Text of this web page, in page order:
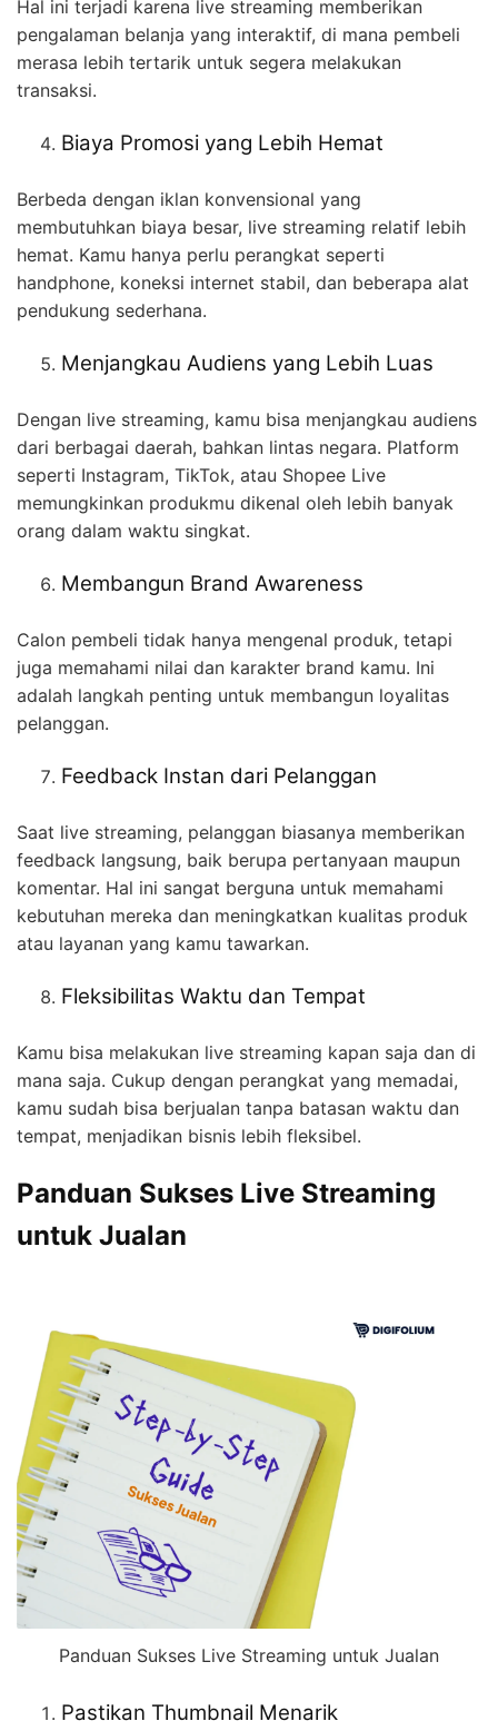
Hal ini terjadi karena live streaming memberikan
pengalaman belanja yang interaktif, di mana pembeli
merasa lebih tertarik untuk segera melakukan
transaksi.
Biaya Promosi yang Lebih Hemat
Berbeda dengan iklan konvensional yang
membutuhkan biaya besar, live streaming relatif lebih
hemat. Kamu hanya perlu perangkat seperti
handphone, koneksi internet stabil, dan beberapa alat
pendukung sederhana.
Menjangkau Audiens yang Lebih Luas
Dengan live streaming, kamu bisa menjangkau audiens
dari berbagai daerah, bahkan lintas negara. Platform
seperti Instagram, TikTok, atau Shopee Live
memungkinkan produkmu dikenal oleh lebih banyak
orang dalam waktu singkat.
Membangun Brand Awareness
Calon pembeli tidak hanya mengenal produk, tetapi
juga memahami nilai dan karakter brand kamu. Ini
adalah langkah penting untuk membangun loyalitas
pelanggan.
Feedback Instan dari Pelanggan
Saat live streaming, pelanggan biasanya memberikan
feedback langsung, baik berupa pertanyaan maupun
komentar. Hal ini sangat berguna untuk memahami
kebutuhan mereka dan meningkatkan kualitas produk
atau layanan yang kamu tawarkan.
Fleksibilitas Waktu dan Tempat
Kamu bisa melakukan live streaming kapan saja dan di
mana saja. Cukup dengan perangkat yang memadai,
kamu sudah bisa berjualan tanpa batasan waktu dan
tempat, menjadikan bisnis lebih fleksibel.
Panduan Sukses Live Streaming
untuk Jualan
Panduan Sukses Live Streaming untuk Jualan
Pastikan Thumbnail Menarik